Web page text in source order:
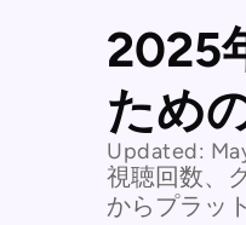
2025
ため
Updated:
視聴回数、
からプラッ